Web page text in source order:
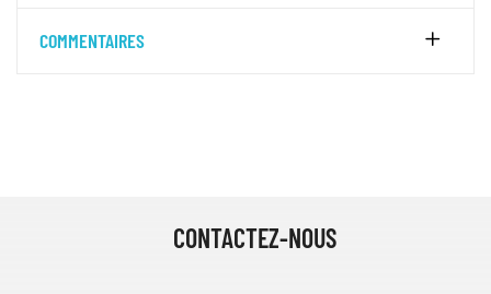
COMMENTAIRES
CONTACTEZ-NOUS